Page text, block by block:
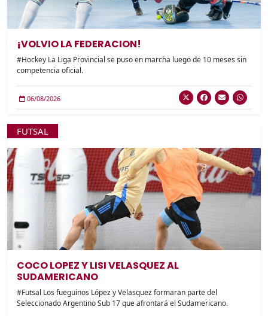
¡VOLVIO LA FEDERACION!
#Hockey La Liga Provincial se puso en marcha luego de 10 meses sin
competencia oficial.
06/08/2026
FUTSAL
COCO LOPEZ Y LISI VELASQUEZ AL
SUDAMERICANO
#Futsal Los fueguinos López y Velasquez formaran parte del
Seleccionado Argentino Sub 17 que afrontará el Sudamericano.